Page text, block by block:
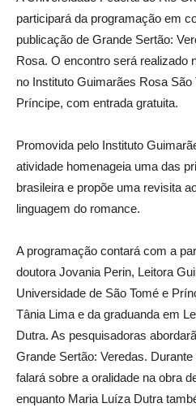
participará da programação em
publicação de Grande Sertão:
Rosa. O encontro será realizado
no Instituto Guimarães Rosa São
Príncipe, com entrada gratuita.
Promovida pelo Instituto
atividade homenageia uma das
brasileira e propõe uma revisita
linguagem do romance.
A programação contará com a
doutora Jovania Perin, Leitora
Universidade de São Tomé e
Tânia Lima e da graduanda em
Dutra. As pesquisadoras
Grande Sertão: Veredas.
falará sobre a oralidade na obra
enquanto Maria Luíza Dutra